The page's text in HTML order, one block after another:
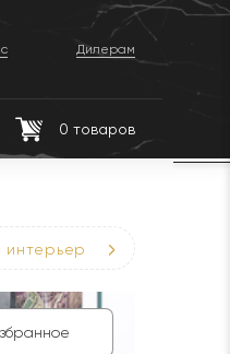
Дилерам
0 товаров
интерьер